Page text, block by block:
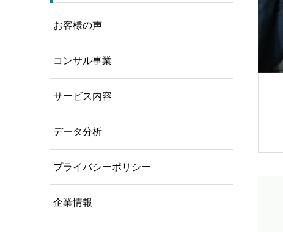
お客様の声
コンサル事業
サービス内容
データ分析
プライバシーポリシー
企業情報